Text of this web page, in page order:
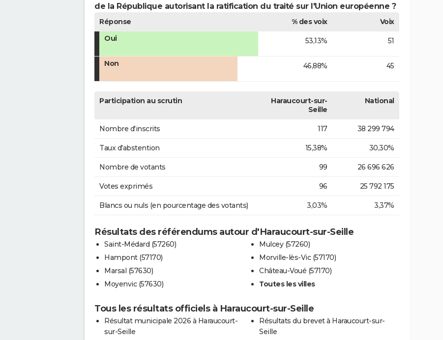
de la République autorisant la ratification du traité sur l'Union européenne ?
Réponse % des voix
Voix
Oui
53,13% 51
Non 46,88% 45
Participation au scrutin
Haraucourt-sur-
Seille
National
Nombre d'inscrits 117 38 299 794
Taux d'abstention 15,38% 30,30%
Nombre de votants 99 26 696 626
Votes exprimés 96 25 792 175
Blancs ou nuls (en pourcentage des votants) 3,03% 3,37%
Résultats des référendums autour d'Haraucourt-sur-Seille
Saint-Médard (57260)
Hampont (57170)
Marsal (57630)
Moyenvic (57630)
Mulcey (57260)
Morville-lès-Vic (57170)
Château-Voué (57170)
Toutes les villes
Tous les résultats officiels à Haraucourt-sur-Seille
Résultat municipale 2026 à Haraucourt-
sur-Seille
Résultats du brevet à Haraucourt-sur-
Seille